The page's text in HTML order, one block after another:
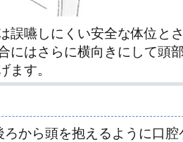
誤嚥しにくい安全な体位と
にはさらに横向きにして頭
ます。
ろから頭を抱えるように口腔